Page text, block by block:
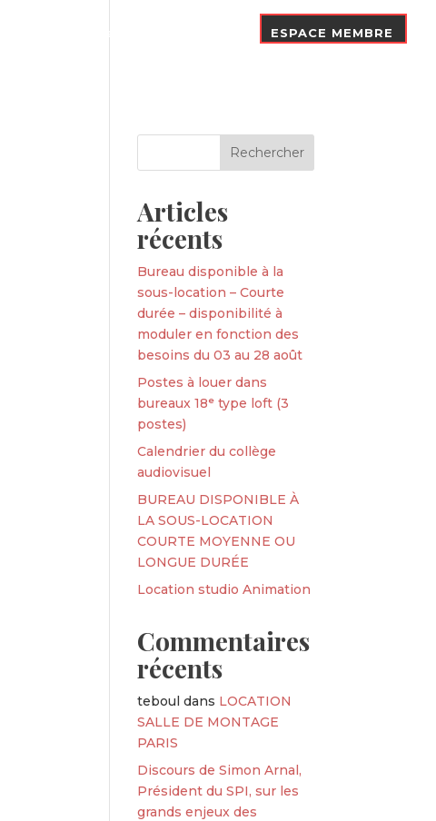
Nos Adhérents ESPACE MEMBRE
Articles
récents
Bureau disponible à la
sous-location – Courte
durée – disponibilité à
moduler en fonction des
besoins du 03 au 28 août
Postes à louer dans
bureaux 18ᵉ type loft (3
postes)
Calendrier du collège
audiovisuel
BUREAU DISPONIBLE À
LA SOUS-LOCATION
COURTE MOYENNE OU
LONGUE DURÉE
Location studio Animation
Commentaires
récents
teboul dans LOCATION
SALLE DE MONTAGE
PARIS
Discours de Simon Arnal,
Président du SPI, sur les
grands enjeux des